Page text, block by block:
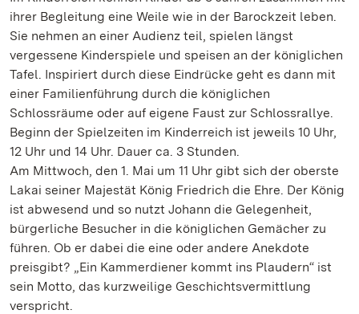
ihrer Begleitung eine Weile wie in der Barockzeit leben.
Sie nehmen an einer Audienz teil, spielen längst
vergessene Kinderspiele und speisen an der königlichen
Tafel. Inspiriert durch diese Eindrücke geht es dann mit
einer Familienführung durch die königlichen
Schlossräume oder auf eigene Faust zur Schlossrallye.
Beginn der Spielzeiten im Kinderreich ist jeweils 10 Uhr,
12 Uhr und 14 Uhr. Dauer ca. 3 Stunden.
Am Mittwoch, den 1. Mai um 11 Uhr gibt sich der oberste
Lakai seiner Majestät König Friedrich die Ehre. Der König
ist abwesend und so nutzt Johann die Gelegenheit,
bürgerliche Besucher in die königlichen Gemächer zu
führen. Ob er dabei die eine oder andere Anekdote
preisgibt? „Ein Kammerdiener kommt ins Plaudern“ ist
sein Motto, das kurzweilige Geschichtsvermittlung
verspricht.